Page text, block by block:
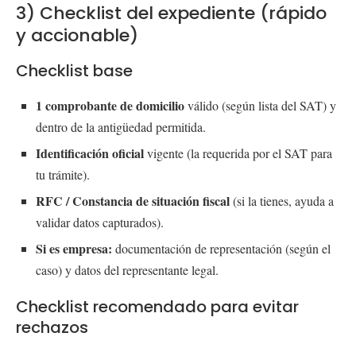
3) Checklist del expediente (rápido
y accionable)
Checklist base
1 comprobante de domicilioválido (según lista del SAT) y
dentro de la antigüedad permitida.
Identificación oficialvigente (la requerida por el SAT para
tu trámite).
RFC / Constancia de situación fiscal(si la tienes, ayuda a
validar datos capturados).
Si es empresa: documentación de representación (según el
caso) y datos del representante legal.
Checklist recomendado para evitar
rechazos